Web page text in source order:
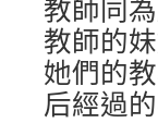
教師同
教師的
她們的
后經過